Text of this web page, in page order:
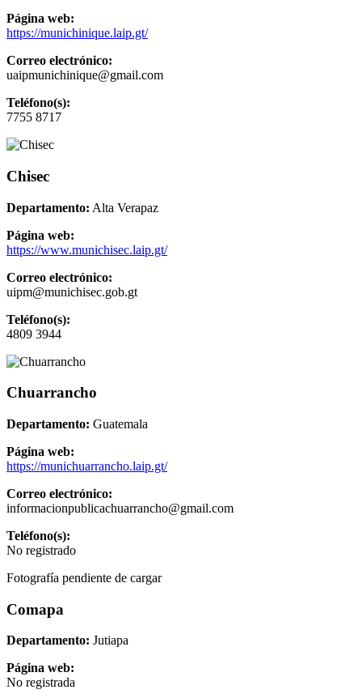
Página web:
https://munichinique.laip.gt/
Correo electrónico:
uaipmunichinique@gmail.com
Teléfono(s):
7755 8717
Chisec
Departamento: Alta Verapaz
Página web:
https://www.munichisec.laip.gt/
Correo electrónico:
uipm@munichisec.gob.gt
Teléfono(s):
4809 3944
Chuarrancho
Departamento: Guatemala
Página web:
https://munichuarrancho.laip.gt/
Correo electrónico:
informacionpublicachuarrancho@gmail.com
Teléfono(s):
No registrado
Fotografía pendiente de cargar
Comapa
Departamento: Jutiapa
Página web:
No registrada